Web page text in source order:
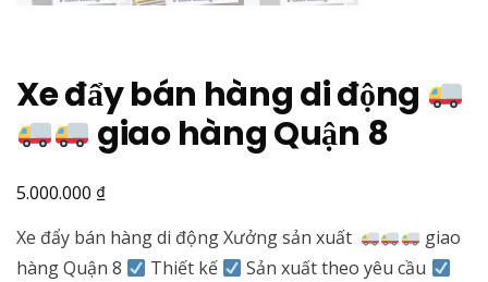
Xe đẩy bán hàng di động
giao hàng Quận 8
5.000.000 ₫
Xe đẩy bán hàng di động Xưởng sản xuất
giao
hàng Quận 8
Thiết kế
Sản xuất theo yêu cầu